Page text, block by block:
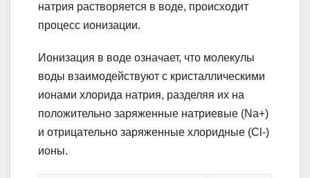
натрия растворяется в воде, происходит
процесс ионизации.
Ионизация в воде означает, что молекулы
воды взаимодействуют с кристаллическими
ионами хлорида натрия, разделяя их на
положительно заряженные натриевые (Na+)
и отрицательно заряженные хлоридные (Cl-)
ионы.